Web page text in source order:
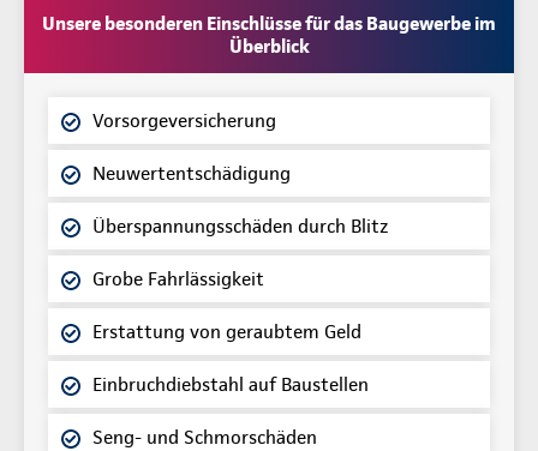
Unsere besonderen Einschlüsse für das Baugewerbe im
Überblick
Vorsorgeversicherung
Neuwertentschädigung
Überspannungsschäden durch Blitz
Grobe Fahrlässigkeit
Erstattung von geraubtem Geld
Einbruchdiebstahl auf Baustellen
Seng- und Schmorschäden